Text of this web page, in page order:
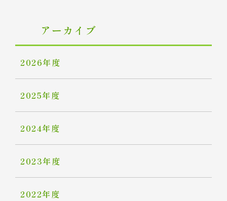
アーカイブ
2026年度
2025年度
2024年度
2023年度
2022年度